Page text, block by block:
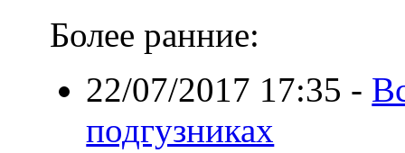
Более ранние:
22/07/2017 17:35 -
подгузниках